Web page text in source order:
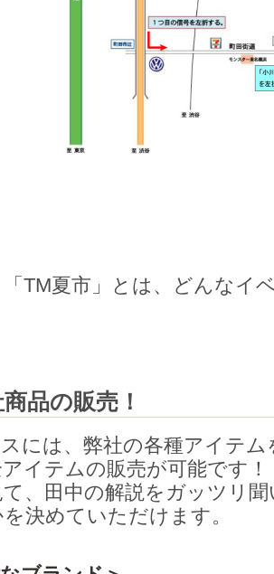
TM夏市」とは、どんなイ
品の販売！
には、弊社の各種アイテ
イテムの販売が可能です
、田中の解説をガッツリ
決めていただけます。